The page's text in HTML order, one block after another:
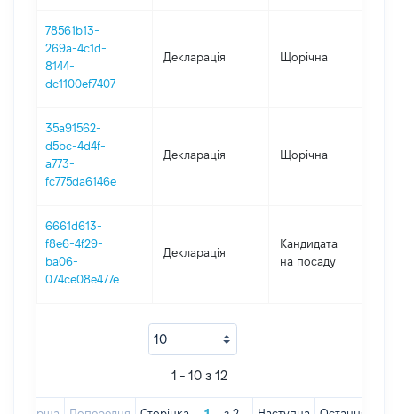
78561b13-
269a-4c1d-
8144-
dc1100ef7407
Декларація Щорічна
35a91562-
d5bc-4d4f-
a773-
fc775da6146e
Декларація Щорічна
6661d613-
f8e6-4f29-
ba06-
074ce08e477e
Декларація
Кандидата
на посаду
1 - 10 з 12